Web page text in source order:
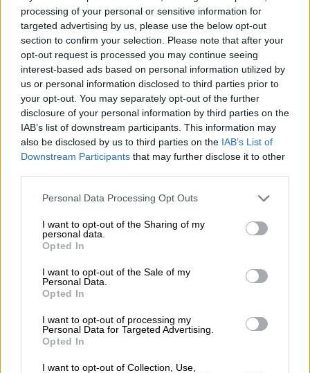
processing of your personal or sensitive information for
targeted advertising by us, please use the below opt-out
section to confirm your selection. Please note that after your
opt-out request is processed you may continue seeing
interest-based ads based on personal information utilized by
us or personal information disclosed to third parties prior to
your opt-out. You may separately opt-out of the further
disclosure of your personal information by third parties on the
IAB’s list of downstream participants. This information may
also be disclosed by us to third parties on the IAB’s List of
Downstream Participants that may further disclose it to other
Please note that this website/app uses one or more Google
not limited to your visit or usage behaviour. You may click to
grant or deny consent to Google and its third-party tags to
use your data for below specified purposes in below Google
consent section.
Personal Data Processing Opt Outs
I want to opt-out of the Sharing of my
personal data.
Opted In
I want to opt-out of the Sale of my
Personal Data.
Opted In
I want to opt-out of processing my
Personal Data for Targeted Advertising.
Opted In
I want to opt-out of Collection, Use,
σύμβαση που υπεγράφη στα τέλη του 2022
με αρχική διάρκεια τριών μηνών, δεν
ολοκληρώθηκε ποτέ ώσπου τελικά
ναυάγησε. Η επιτροπή παρακολούθησης
έκρινε ότι τα παραδοτέα δεν μπορούσαν να
παραληφθούν, οι διορθώσεις εξαντλήθηκαν
χωρίς αποτέλεσμα και το έργο τερματίστηκε
οριστικά στις αρχές του 2024.
Στελέχη του χώρου περιγράφουν μια εικόνα
συνεχών καθυστερήσεων και αλλαγών
εφαρμογή του νόμου απαιτούνταν περί τις
20 υπουργικές
αποφάσεις
, οι περισσότερες εκ των οποίων
δεν εκδόθηκαν ποτέ.
θα εγκατασταθούνκάμερεςστο όχημα
εξέτασης. Οι υπό διερεύνηση προτάσεις
αναφέρουν ότι οι σχολές οδηγών θα